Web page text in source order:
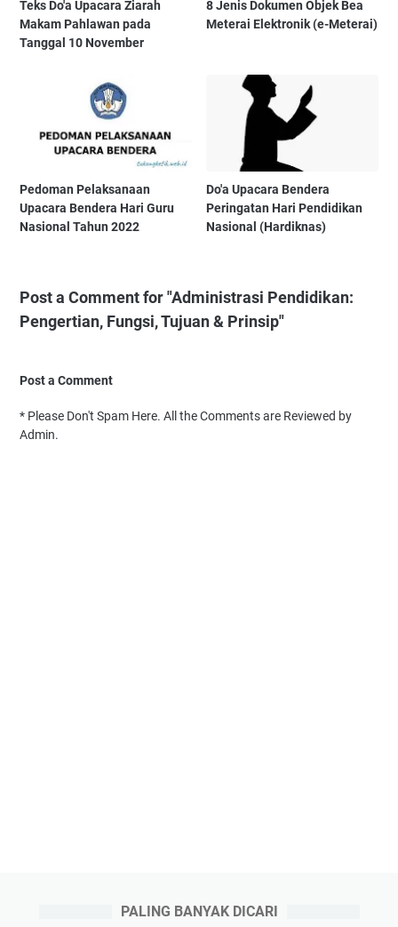
Teks Do'a Upacara Ziarah
Makam Pahlawan pada
Tanggal 10 November
8 Jenis Dokumen Objek Bea
Meterai Elektronik (e-Meterai)
Pedoman Pelaksanaan
Upacara Bendera Hari Guru
Nasional Tahun 2022
Do'a Upacara Bendera
Peringatan Hari Pendidikan
Nasional (Hardiknas)
Post a Comment for "Administrasi Pendidikan:
Pengertian, Fungsi, Tujuan & Prinsip"
Post a Comment
* Please Don't Spam Here. All the Comments are Reviewed by
Admin.
PALING BANYAK DICARI